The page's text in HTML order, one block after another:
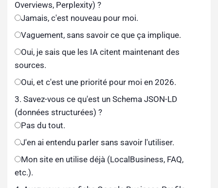
Overviews, Perplexity) ?
Jamais, c'est nouveau pour moi.
Vaguement, sans savoir ce que ça implique.
Oui, je sais que les IA citent maintenant des
sources.
Oui, et c'est une priorité pour moi en 2026.
3. Savez-vous ce qu'est un Schema JSON-LD
(données structurées) ?
Pas du tout.
J'en ai entendu parler sans savoir l'utiliser.
Mon site en utilise déjà (LocalBusiness, FAQ,
etc.).